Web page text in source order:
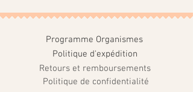
Programme Organismes
Politique d'expédition
Retours et remboursements
Politique de confidentialité